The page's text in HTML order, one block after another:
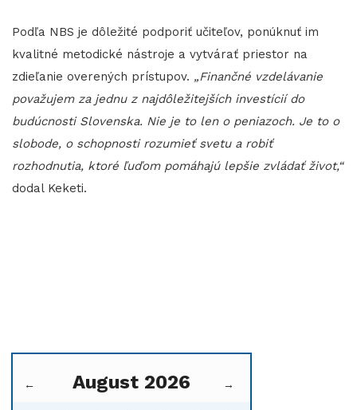
Podľa NBS je dôležité podporiť učiteľov, ponúknuť im
kvalitné metodické nástroje a vytvárať priestor na
zdieľanie overených prístupov. „Finančné vzdelávanie
považujem za jednu z najdôležitejších investícií do
budúcnosti Slovenska. Nie je to len o peniazoch. Je to o
slobode, o schopnosti rozumieť svetu a robiť
rozhodnutia, ktoré ľuďom pomáhajú lepšie zvládať život,“
dodal Keketi.
← August 2026 →